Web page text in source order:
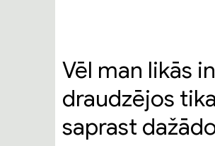
Vēl man likās
draudzējos
saprast